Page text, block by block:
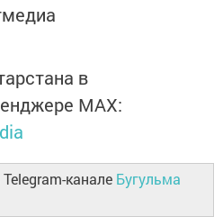
в
MАХ:
канале Бугульма